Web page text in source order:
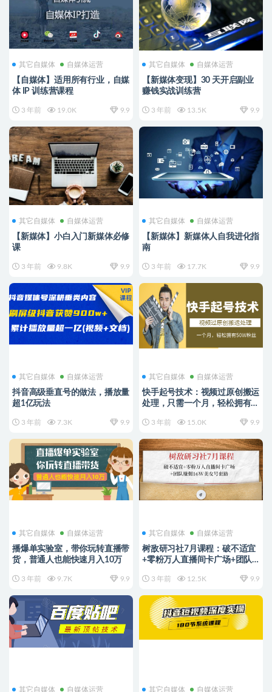
其它自媒体 自媒体运营
【自媒体】适用所有行业，自媒
体 IP 训练营课程
3 年前 19.0K 9.9
其它自媒体 自媒体运营
【新媒体变现】30 天开启副业
赚钱实战训练营
3 年前 13.5K 9.9
其它自媒体 自媒体运营
【新媒体】小白入门新媒体必修
课
3 年前 9.8K 9.9
其它自媒体 自媒体运营
【新媒体】新媒体人自我进化指
南
3 年前 17.7K 9.9
其它自媒体 自媒体运营
抖音高级垂直号的做法，播放量
超1亿玩法
3 年前 7.3K 9.9
其它自媒体 自媒体运营
快手起号技术：视频过原创搬运
处理，只需一个月，轻松拥有
3 年前 15.0K 9.9
其它自媒体 自媒体运营
播爆单实验室，带你玩转直播带
货，普通人也能快速月入10万
3 年前 9.7K 9.9
其它自媒体 自媒体运营
树敌研习社7月课程：破不适宜
+零粉万人直播间卡广场+团队
3 年前 12.5K 9.9
其它自媒体 自媒体运营 其它自媒体 自媒体运营